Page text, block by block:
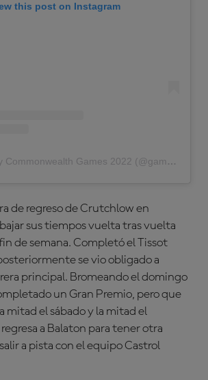
this post on Instagram
A post shared by Commonwealth Games 2022 (@gamescommonwealth)
de regreso de Crutchlow en
sus tiempos vuelta tras vuelta
de semana. Completó el Tissot
se vio obligado a
principal. Bromeando el domingo
un Gran Premio, pero que
mitad el sábado y la mitad el
a Balaton para tener otra
a pista con el equipo Castrol